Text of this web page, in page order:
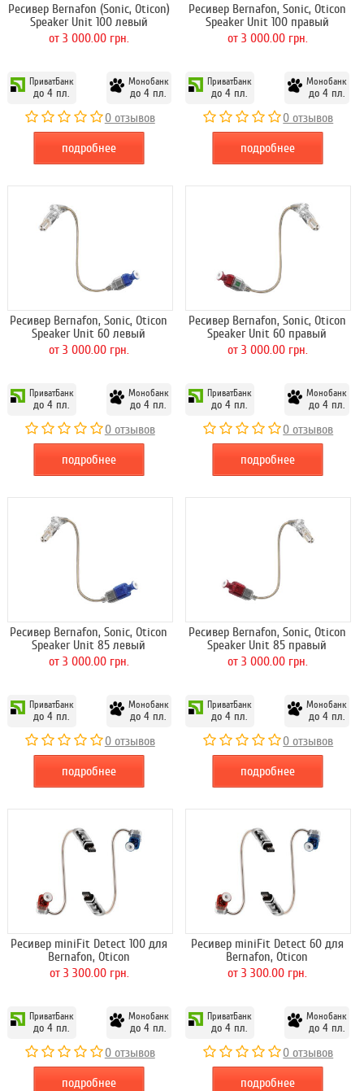
Ресивер Bernafon (Sonic, Oticon)
Speaker Unit 100 левый
от 3 000.00 грн.
ПриватБанк
до 4 пл.
Монобанк
до 4 пл.
0 отзывов
подробнее
Ресивер Bernafon, Sonic, Oticon
Speaker Unit 100 правый
от 3 000.00 грн.
ПриватБанк
до 4 пл.
Монобанк
до 4 пл.
0 отзывов
подробнее
Ресивер Bernafon, Sonic, Oticon
Speaker Unit 60 левый
от 3 000.00 грн.
ПриватБанк
до 4 пл.
Монобанк
до 4 пл.
0 отзывов
подробнее
Ресивер Bernafon, Sonic, Oticon
Speaker Unit 60 правый
от 3 000.00 грн.
ПриватБанк
до 4 пл.
Монобанк
до 4 пл.
0 отзывов
подробнее
Ресивер Bernafon, Sonic, Oticon
Speaker Unit 85 левый
от 3 000.00 грн.
ПриватБанк
до 4 пл.
Монобанк
до 4 пл.
0 отзывов
подробнее
Ресивер Bernafon, Sonic, Oticon
Speaker Unit 85 правый
от 3 000.00 грн.
ПриватБанк
до 4 пл.
Монобанк
до 4 пл.
0 отзывов
подробнее
Ресивер miniFit Detect 100 для
Bernafon, Oticon
от 3 300.00 грн.
ПриватБанк
до 4 пл.
Монобанк
до 4 пл.
0 отзывов
подробнее
Ресивер miniFit Detect 60 для
Bernafon, Oticon
от 3 300.00 грн.
ПриватБанк
до 4 пл.
Монобанк
до 4 пл.
0 отзывов
подробнее